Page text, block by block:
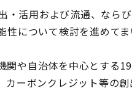
活用および流通、なら
について検討を進めてま
や自治体を中心とする
ーボンクレジット等の